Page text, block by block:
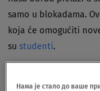
samo u blokadama.
koja će omogućiti
su studenti.
Нама је стало до ваше